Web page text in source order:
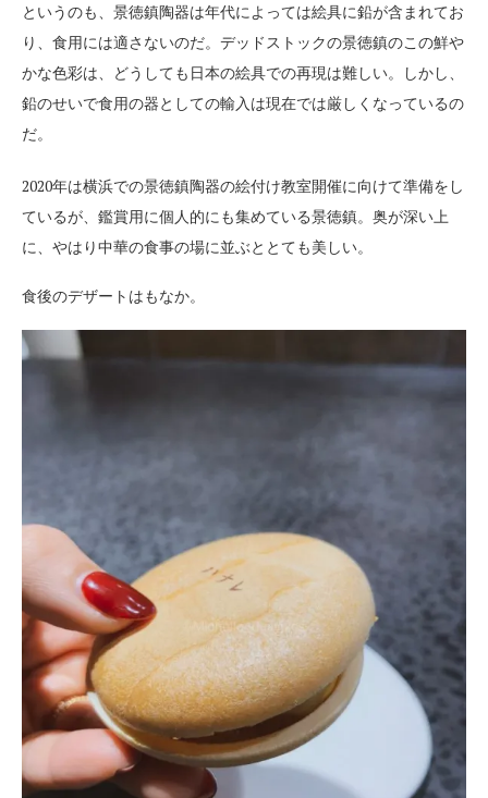
というのも、景徳鎮陶器は年代によっては絵具に鉛が含まれてお
り、食用には適さないのだ。デッドストックの景徳鎮のこの鮮や
かな色彩は、どうしても日本の絵具での再現は難しい。しかし、
鉛のせいで食用の器としての輸入は現在では厳しくなっているの
だ。
2020年は横浜での景徳鎮陶器の絵付け教室開催に向けて準備をし
ているが、鑑賞用に個人的にも集めている景徳鎮。奥が深い上
に、やはり中華の食事の場に並ぶととても美しい。
食後のデザートはもなか。